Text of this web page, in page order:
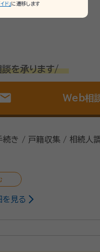
談を承ります/
Web相
き / 戸籍収集 / 相続人
を見る
ド」 に遷移します